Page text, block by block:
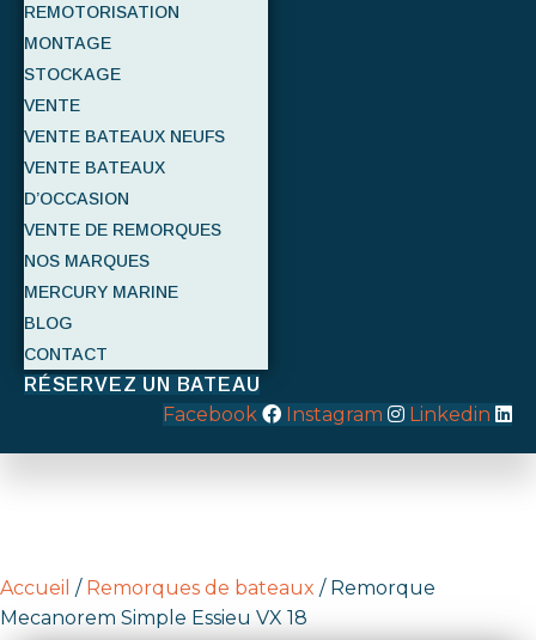
REMOTORISATION
MONTAGE
STOCKAGE
VENTE
VENTE BATEAUX NEUFS
VENTE BATEAUX
D’OCCASION
VENTE DE REMORQUES
NOS MARQUES
MERCURY MARINE
BLOG
CONTACT
RÉSERVEZ UN BATEAU
Facebook Instagram Linkedin
Accueil / Remorques de bateaux / Remorque
Mecanorem Simple Essieu VX 18